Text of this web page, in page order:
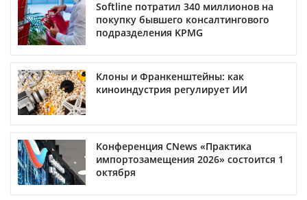
Softline потратил 340 миллионов на
покупку бывшего консалтингового
подразделения KPMG
Клоны и Франкенштейны: как
киноиндустрия регулирует ИИ
Конференция CNews «Практика
импортозамещения 2026» состоится 1
октября